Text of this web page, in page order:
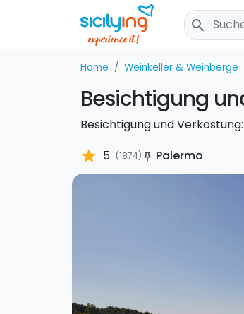
search
Home Weinkeller & Weinberge
Besichtigung
Besichtigung und
star 5 (1874) push_pin Palermo